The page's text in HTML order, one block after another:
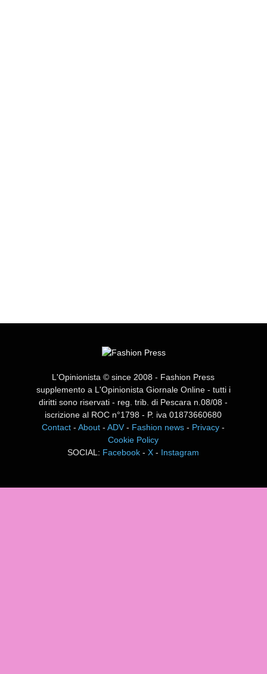
L'Opinionista © since 2008 - Fashion Press
supplemento a L'Opinionista Giornale Online - tutti i
diritti sono riservati - reg. trib. di Pescara n.08/08 -
iscrizione al ROC n°1798 - P. iva 01873660680
Contact -About -ADV - Fashion news - Privacy -
Cookie Policy
SOCIAL: Facebook -X - Instagram